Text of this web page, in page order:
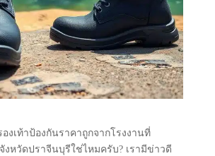
งเท้าป้องกันราคาถูกจากโรงงานที่
งหวัดปราจีนบุรีใช่ไหมครับ? เรามีข่าวดี